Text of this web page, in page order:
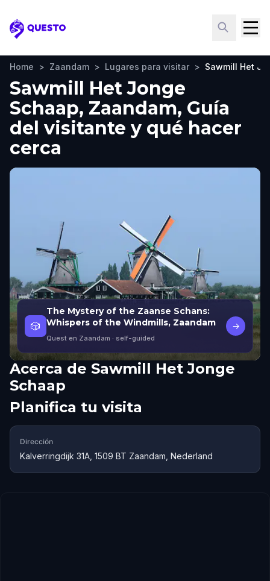
Questo
Home > Zaandam > Lugares para visitar > Sawmill Het
Sawmill Het Jonge
Schaap, Zaandam, Guía
del visitante y qué hacer
cerca
🎲
The Mystery of the Zaanse Schans:
Whispers of the Windmills, Zaandam
Quest en Zaandam · self-guided
→
Acerca de Sawmill Het Jonge
Schaap
Planifica tu visita
Dirección
Kalverringdijk 31A, 1509 BT Zaandam, Nederland